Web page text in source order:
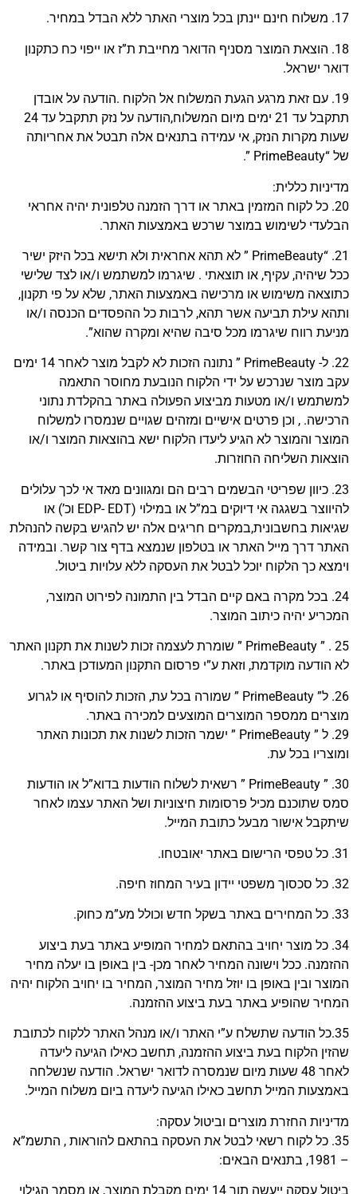
17. משלוח חינם יינתן בכל מוצרי האתר ללא הבדל במחיר.
18. הוצאת המוצר מסניף הדואר מחייבת ת”ז או ייפוי כח כתקנון
דואר ישראל.
19. עם זאת מרגע הגעת המשלוח אל הלקוח .הודעה על אובדן
תתקבל עד 21 ימים מיום המשלוח,הודעה על נזק תתקבל עד 24
שעות מקרות הנזק, אי עמידה בתנאים אלה תבטל את אחריותה
של “PrimeBeauty ”.
מדיניות כללית:
20. כל לקוח המזמין באתר או דרך הזמנה טלפונית יהיה אחראי
הבלעדי לשימוש במוצר שרכש באמצעות האתר.
21. “PrimeBeauty ” לא תהא אחראית ולא תישא בכל היזק ישיר
ככל שיהיה, עקיף, או תוצאתי . שיגרמו למשתמש ו/או לצד שלישי
כתוצאה משימוש או מרכישה באמצעות האתר, שלא על פי תקנון,
ותהא עילת תביעה אשר תהא, לרבות כל ההפסדים הכנסה ו/או
מניעת רווח שיגרמו מכל סיבה שהיא ומקרה שהוא”.
22. ל- PrimeBeauty ” נתונה הזכות לא לקבל מוצר לאחר 14 ימים
עקב מוצר שנרכש על ידי הלקוח הנובעת מחוסר התאמה
למשתמש ו/או מטעות מביצוע הפעולה באתר בהקלדת נתוני
הרכישה. , וכן פרטים אישיים ומזהים שגויים שנמסרו למשלוח
המוצר והמוצר לא הגיע ליעדו הלקוח ישא בהוצאות המוצר ו/או
הוצאות השליחה החוזרות.
23. כיוון שפריטי הבשמים רבים הם ומגוונים מאד אי לכך עלולים
להיווצר בשגגה אי דיוקים במ”ל או במילוי (EDP- EDT וכ’) או
שגיאות בחשבונית,במקרים חריגים אלה יש להגיש בקשה להנהלת
האתר דרך מייל האתר או בטלפון שנמצא בדף צור קשר. ובמידה
וימצא כך הלקוח יוכל לבטל את העסקה ללא עלויות ביטול.
24. בכל מקרה באם קיים הבדל בין התמונה לפירוט המוצר,
המכריע יהיה כיתוב המוצר.
25 . ” PrimeBeauty ” שומרת לעצמה זכות לשנות את תקנון האתר
לא הודעה מוקדמת, וזאת ע”י פרסום התקנון המעודכן באתר.
26. ל” PrimeBeauty ” שמורה בכל עת, הזכות להוסיף או לגרוע
מוצרים ממספר המוצרים המוצעים למכירה באתר.
29. ל ” PrimeBeauty ” ישמר הזכות לשנות את תכונות האתר
ומוצריו בכל עת.
30. ” PrimeBeauty ” רשאית לשלוח הודעות בדוא”ל או הודעות
סמס שתוכנם מכיל פרסומות חיצוניות ושל האתר עצמו לאחר
שיתקבל אישור מבעל כתובת המייל.
31. כל טפסי הרישום באתר יאובטחו.
32. כל סכסוך משפטי יידון בעיר המחוז חיפה.
33. כל המחירים באתר בשקל חדש וכולל מע”מ כחוק.
34. כל מוצר יחויב בהתאם למחיר המופיע באתר בעת ביצוע
ההזמנה. ככל וישונה המחיר לאחר מכן- בין באופן בו יעלה מחיר
המוצר ובין באופן בו יוזל מחיר המוצר, המחיר בו יחויב הלקוח יהיה
המחיר שהופיע באתר בעת ביצוע ההזמנה.
35.כל הודעה שתשלח ע”י האתר ו/או מנהל האתר ללקוח לכתובת
שהזין הלקוח בעת ביצוע ההזמנה, תחשב כאילו הגיעה ליעדה
לאחר 48 שעות מיום שנמסרה לדואר ישראל. הודעה שנשלחה
באמצעות המייל תחשב כאילו הגיעה ליעדה ביום משלוח המייל.
מדיניות החזרת מוצרים וביטול עסקה:
35. כל לקוח רשאי לבטל את העסקה בהתאם להוראות , התשמ”א
– 1981, בתנאים הבאים:
ביטול עסקה ייעשה תוך 14 ימים מקבלת המוצר, או מסמך הגילוי